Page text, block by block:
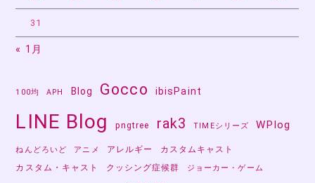
31
« 1月
100均 APH Blog Gocco ibisPaint
LINE Blog pngtree rak3 TIMEシリーズ WPlog
ねんどろいど アニメ アレルギー
カスタムキャスト
カスタム・キャスト
クッシング症候群 ジョーカー・ゲーム